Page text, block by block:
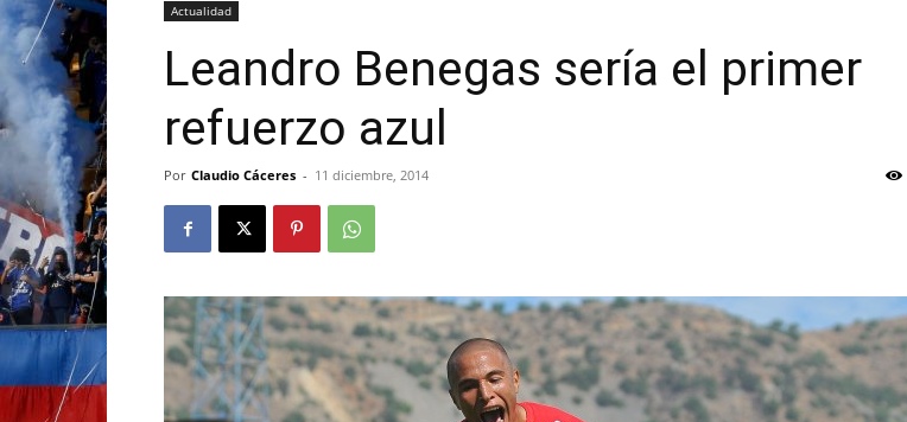
Actualidad
Leandro Benegas sería el primer
refuerzo azul
Por Claudio Cáceres - 11 diciembre, 2014